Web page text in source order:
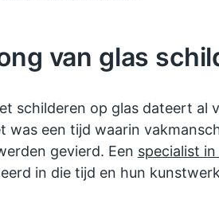
van glas
schilderen op glas dateert al
was een tijd waarin
gevierd. Een specialist
in die tijd en hun